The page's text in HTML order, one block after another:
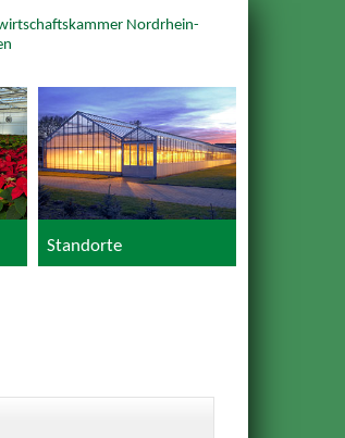
Standorte